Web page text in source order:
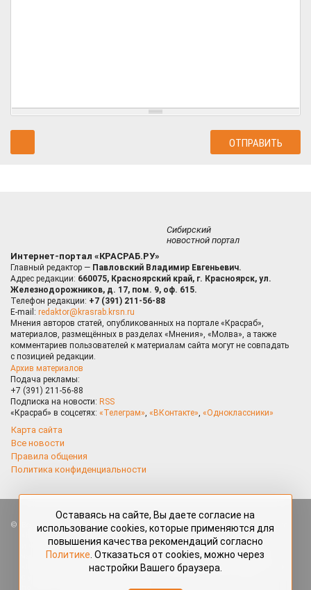
Сибирский
новостной портал
Интернет-портал «КРАСРАБ.РУ»
Главный редактор — Павловский Владимир Евгеньевич.
Адрес редакции: 660075, Красноярский край, г. Красноярск, ул.
Железнодорожников, д. 17, пом. 9, оф. 615.
Телефон редакции: +7 (391) 211-56-88
E-mail: redaktor@krasrab.krsn.ru
Мнения авторов статей, опубликованных на портале «Красраб»,
материалов, размещённых в разделах «Мнения», «Молва», а также
комментариев пользователей к материалам сайта могут не совпадать
с позицией редакции.
Архив материалов
Подача рекламы:
+7 (391) 211-56-88
Подписка на новости: RSS
«Красраб» в соцсетях: «Телеграм», «ВКонтакте», «Одноклассники»
Карта сайта
Все новости
Правила общения
Политика конфиденциальности
Все права защищены. Любые материалы, размещённые на портале
«Красраб.ру» сотрудниками редакции, нештатными авторами
и читателями, являются объектами авторского права. Полное или
частичное использование материалов, размещённых на портале
«Красраб.ру», допускается только с письменного согласия редакции
redaktor@krasrab.krsn.ru.
Оставаясь на сайте, Вы даете согласие на
использование cookies, которые применяются для
повышения качества рекомендаций согласно
Политике . Отказаться от cookies, можно через
настройки Вашего браузера.